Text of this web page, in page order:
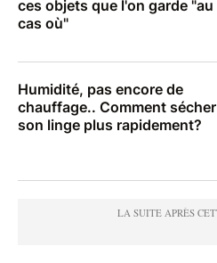
ces objets que l'on garde "au
cas où"
Humidité, pas encore de
chauffage.. Comment sécher
son linge plus rapidement?